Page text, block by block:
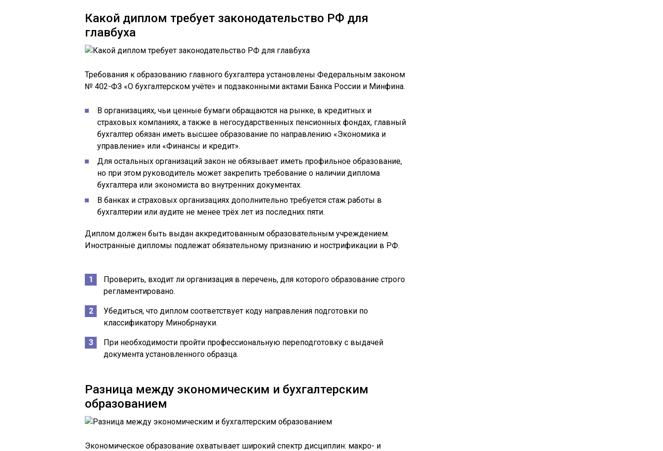
Какой диплом требует законодательство РФ для
главбуха
Требования к образованию главного бухгалтера установлены Федеральным законом
№ 402-ФЗ «О бухгалтерском учёте» и подзаконными актами Банка России и Минфина.
В организациях, чьи ценные бумаги обращаются на рынке, в кредитных и
страховых компаниях, а также в негосударственных пенсионных фондах, главный
бухгалтер обязан иметь высшее образование по направлению «Экономика и
управление» или «Финансы и кредит».
Для остальных организаций закон не обязывает иметь профильное образование,
но при этом руководитель может закрепить требование о наличии диплома
бухгалтера или экономиста во внутренних документах.
В банках и страховых организациях дополнительно требуется стаж работы в
бухгалтерии или аудите не менее трёх лет из последних пяти.
Диплом должен быть выдан аккредитованным образовательным учреждением.
Иностранные дипломы подлежат обязательному признанию и нострификации в РФ.
Проверить, входит ли организация в перечень, для которого образование строго
регламентировано.
Убедиться, что диплом соответствует коду направления подготовки по
классификатору Минобрнауки.
При необходимости пройти профессиональную переподготовку с выдачей
документа установленного образца.
Разница между экономическим и бухгалтерским
образованием
Экономическое образование охватывает широкий спектр дисциплин: макро- и